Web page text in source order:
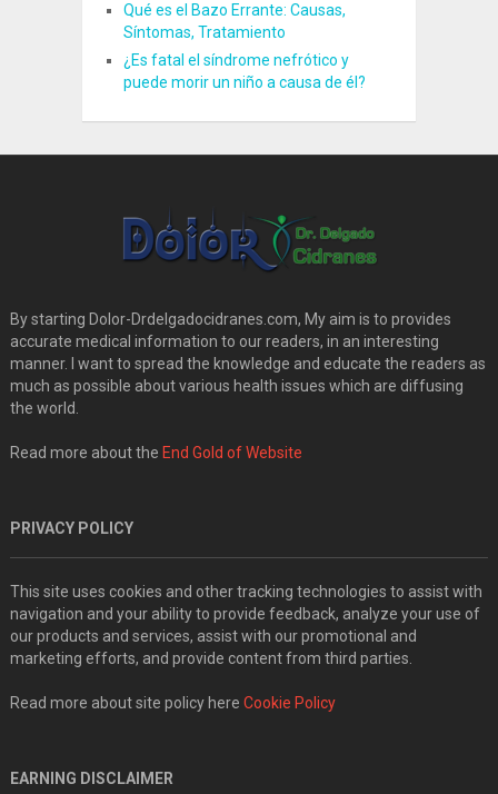
Qué es el Bazo Errante: Causas,
Síntomas, Tratamiento
¿Es fatal el síndrome nefrótico y
puede morir un niño a causa de él?
By starting Dolor-Drdelgadocidranes.com, My aim is to provides
accurate medical information to our readers, in an interesting
manner. I want to spread the knowledge and educate the readers as
much as possible about various health issues which are diffusing
the world.
Read more about the End Gold of Website
PRIVACY POLICY
This site uses cookies and other tracking technologies to assist with
navigation and your ability to provide feedback, analyze your use of
our products and services, assist with our promotional and
marketing efforts, and provide content from third parties.
Read more about site policy here Cookie Policy
EARNING DISCLAIMER